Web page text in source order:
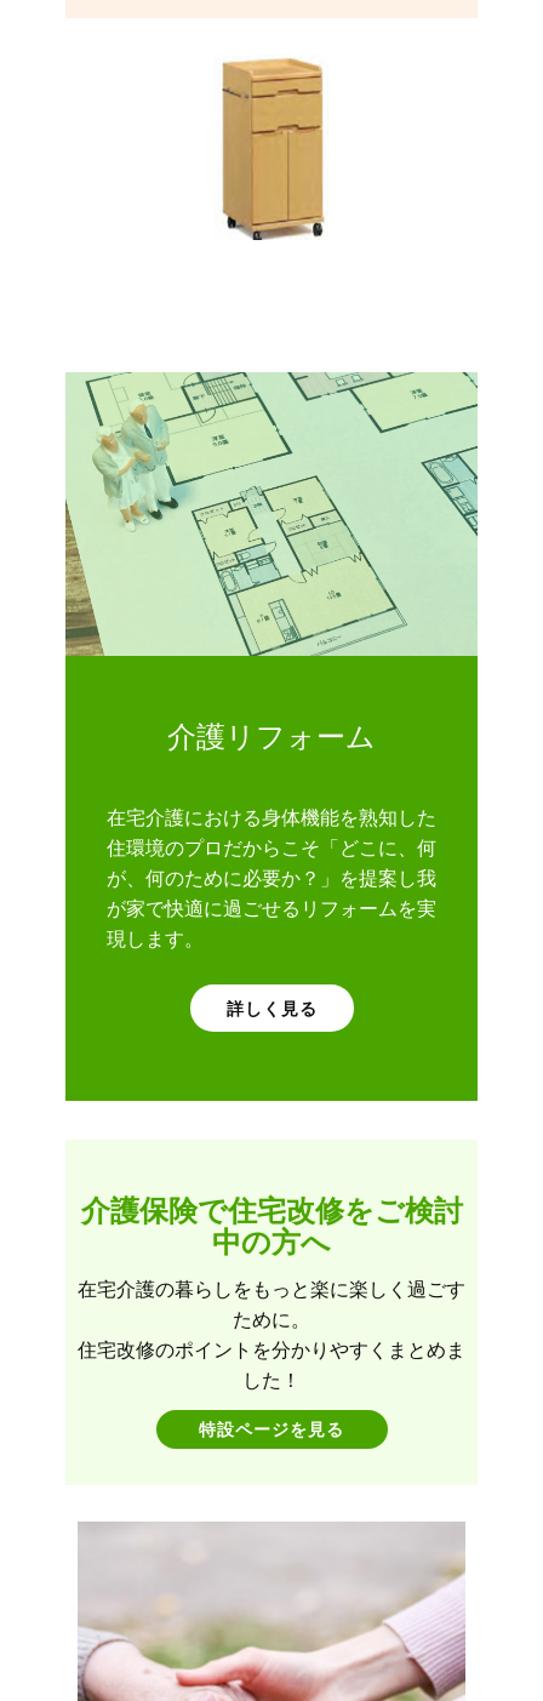
介護リフォーム
在宅介護における身体機能を熟知した
住環境のプロだからこそ「どこに、何
が、何のために必要か？」を提案し我
が家で快適に過ごせるリフォームを実
現します。
詳しく見る
介護保険で住宅改修をご検討
中の方へ
在宅介護の暮らしをもっと楽に楽しく過ごす
ために。
住宅改修のポイントを分かりやすくまとめま
した！
特設ページを見る